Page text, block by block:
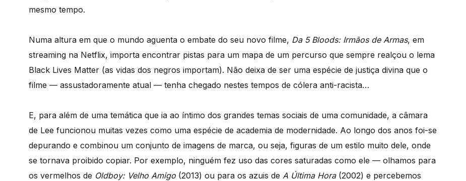
mesmo tempo.
Numa altura em que o mundo aguenta o embate do seu novo filme, Da 5 Bloods: Irmãos de Armas, em
streaming na Netflix, importa encontrar pistas para um mapa de um percurso que sempre realçou o lema
Black Lives Matter (as vidas dos negros importam). Não deixa de ser uma espécie de justiça divina que o
filme — assustadoramente atual — tenha chegado nestes tempos de cólera anti-racista…
E, para além de uma temática que ia ao íntimo dos grandes temas sociais de uma comunidade, a câmara
de Lee funcionou muitas vezes como uma espécie de academia de modernidade. Ao longo dos anos foi-se
depurando e combinou um conjunto de imagens de marca, ou seja, figuras de um estilo muito dele, onde
se tornava proibido copiar. Por exemplo, ninguém fez uso das cores saturadas como ele — olhamos para
os vermelhos de Oldboy: Velho Amigo (2013) ou para os azuis de A Última Hora(2002) e percebemos